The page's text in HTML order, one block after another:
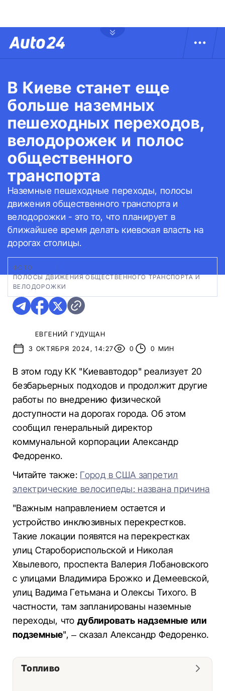
В Киеве станет еще
больше наземных
пешеходных переходов,
велодорожек и полос
общественного
транспорта
Наземные пешеходные переходы, полосы
движения общественного транспорта и
велодорожки - это то, что планирует в
ближайшее время делать киевская власть на
дорогах столицы.
ФОТО:
ПОЛОСЫ ДВИЖЕНИЯ ОБЩЕСТВЕННОГО ТРАНСПОРТА И
ВЕЛОДОРОЖКИ
ЕВГЕНИЙ ГУДУЩАН
3 ОКТЯБРЯ 2024, 14:27
0 0 МИН
В этом году КК "Киевавтодор" реализует 20
безбарьерных подходов и продолжит другие
работы по внедрению физической
доступности на дорогах города. Об этом
сообщил генеральный директор
коммунальной корпорации Александр
Федоренко.
Читайте также: Город в США запретил
электрические велосипеды: названа причина
"Важным направлением остается и
устройство инклюзивных перекрестков.
Такие локации появятся на перекрестках
улиц Старобориспольской и Николая
Хвылевого, проспекта Валерия Лобановского
с улицами Владимира Брожко и Демеевской,
улиц Вадима Гетьмана и Олексы Тихого. В
частности, там запланированы наземные
переходы, чтодублировать надземные или
подземные", – сказал Александр Федоренко.
Топливо